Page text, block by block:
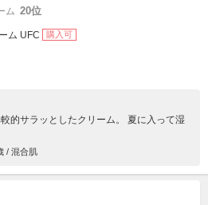
ム 20位
ム UFC 購入可
的サラッとしたクリーム。 夏に入って湿
/ 混合肌